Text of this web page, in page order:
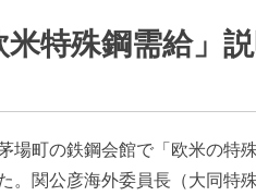
特殊鋼需給」
場町の鉄鋼会館で「欧米の特
関公彦海外委員長（大同特